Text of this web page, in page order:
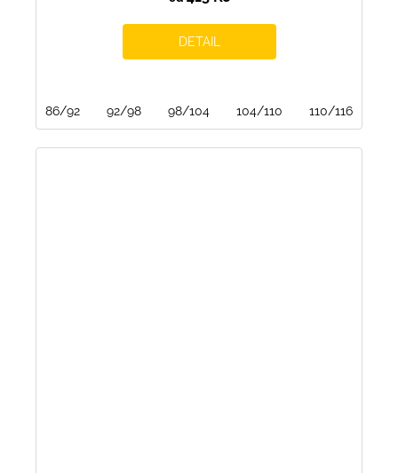
DETAIL
86/92 92/98 98/104 104/110 110/116